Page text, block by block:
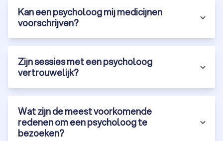
Kan een psycholoog mij medicijnen
voorschrijven?
Zijn sessies met een psycholoog
vertrouwelijk?
Wat zijn de meest voorkomende
redenen om een psycholoog te
bezoeken?